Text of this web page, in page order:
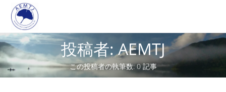
投稿者:AEMTJ
この投稿者の執筆数: 0 記事